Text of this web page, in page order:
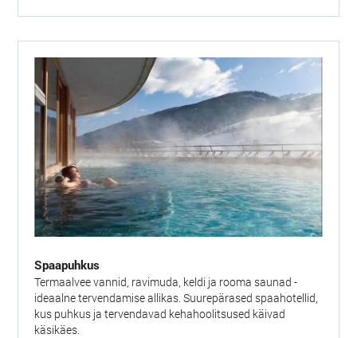
Spaapuhkus
Termaalvee vannid, ravimuda, keldi ja rooma saunad -
ideaalne tervendamise allikas. Suurepärased spaahotellid,
kus puhkus ja tervendavad kehahoolitsused käivad
käsikäes.